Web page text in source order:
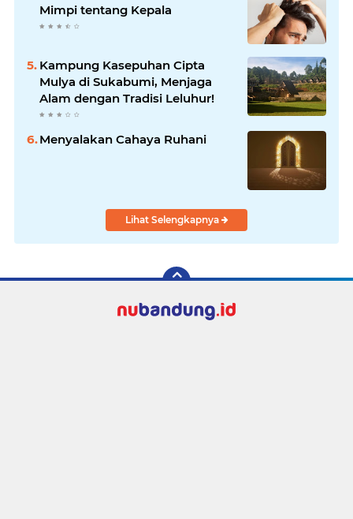
Mimpi tentang Kepala
Kampung Kasepuhan Cipta
Mulya di Sukabumi, Menjaga
Alam dengan Tradisi Leluhur!
Menyalakan Cahaya Ruhani
Lihat Selengkapnya